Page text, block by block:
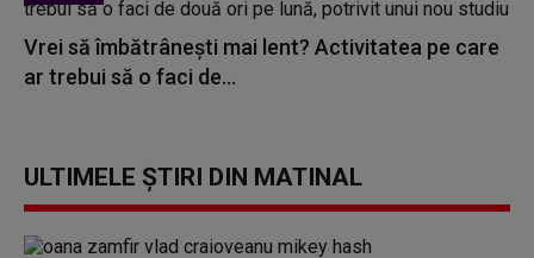
Vrei să îmbătrânești mai lent? Activitatea pe care
ar trebui să o faci de...
ULTIMELE ȘTIRI DIN MATINAL